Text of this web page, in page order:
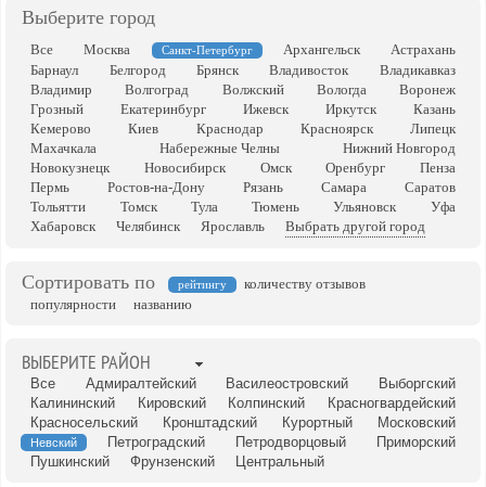
Выберите город
Все Москва Санкт-Петербург Архангельск
Астрахань
Барнаул
Белгород Брянск Владивосток
Владикавказ
Владимир
Волгоград Волжский Вологда
Воронеж
Грозный
Екатеринбург Ижевск Иркутск
Казань
Кемерово
Киев Краснодар Красноярск
Липецк
Махачкала
Набережные Челны
Нижний Новгород
Новокузнецк
Новосибирск Омск Оренбург
Пенза
Пермь
Ростов-на-Дону Рязань Самара
Саратов
Тольятти
Томск Тула Тюмень Ульяновск
Уфа
Хабаровск
Челябинск Ярославль Выбрать другой город
Сортировать по рейтингу
количеству отзывов
популярности
названию
ВЫБЕРИТЕ РАЙОН
Все Адмиралтейский Василеостровский
Выборгский
Калининский
Кировский Колпинский
Красногвардейский
Красносельский
Кронштадский Курортный Московский
Невский Петроградский Петродворцовый
Приморский
Пушкинский
Фрунзенский Центральный